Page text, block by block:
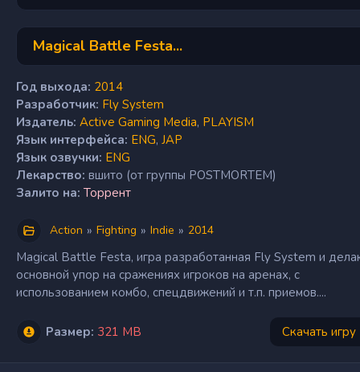
Magical Battle Festa...
Год выхода: 2014
Разработчик: Fly System
Издатель: Active Gaming Media, PLAYISM
Язык интерфейса: ENG, JAP
Язык озвучки: ENG
Лекарство: вшито (от группы POSTMORTEM)
Залито на: Торрент
Action » Fighting » Indie » 2014
Magical Battle Festa, игра разработанная Fly System и
основной упор на сражениях игроков на аренах, с
использованием комбо, спецдвижений и т.п. приемов....
Размер: 321 MB Скачать игру